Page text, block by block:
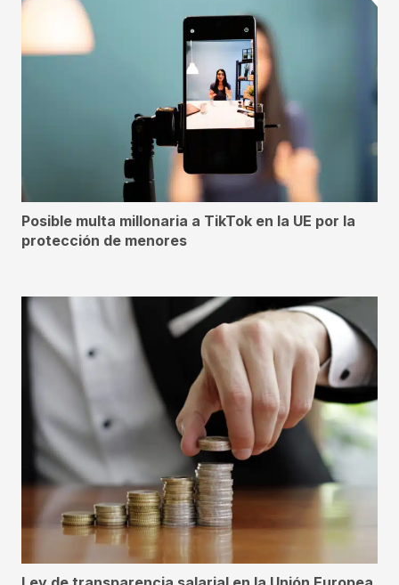
Posible multa millonaria a TikTok en la UE por la
protección de menores